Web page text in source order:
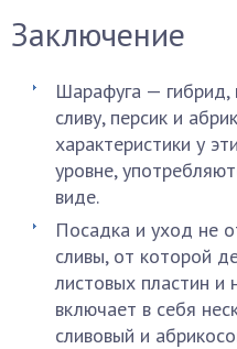
Заключение
Шарафуга —
сливу, персик и
характеристики у
уровне,
виде.
Посадка и уход не
сливы, от которой
листовых пластин и
включает в себя
сливовый и